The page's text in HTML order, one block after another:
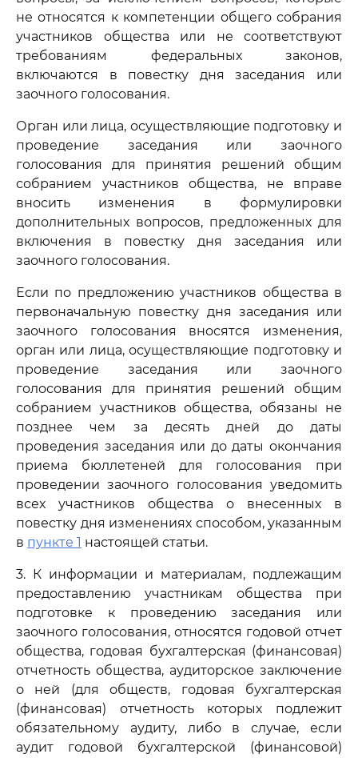
не относятся к компетенции общего собрания
участников общества или не соответствуют
требованиям федеральных законов,
включаются в повестку дня заседания или
заочного голосования.
Орган или лица, осуществляющие подготовку и
проведение заседания или заочного
голосования для принятия решений общим
собранием участников общества, не вправе
вносить изменения в формулировки
дополнительных вопросов, предложенных для
включения в повестку дня заседания или
заочного голосования.
Если по предложению участников общества в
первоначальную повестку дня заседания или
заочного голосования вносятся изменения,
орган или лица, осуществляющие подготовку и
проведение заседания или заочного
голосования для принятия решений общим
собранием участников общества, обязаны не
позднее чем за десять дней до даты
проведения заседания или до даты окончания
приема бюллетеней для голосования при
проведении заочного голосования уведомить
всех участников общества о внесенных в
повестку дня изменениях способом, указанным
в пункте 1 настоящей статьи.
3. К информации и материалам, подлежащим
предоставлению участникам общества при
подготовке к проведению заседания или
заочного голосования, относятся годовой отчет
общества, годовая бухгалтерская (финансовая)
отчетность общества, аудиторское заключение
о ней (для обществ, годовая бухгалтерская
(финансовая) отчетность которых подлежит
обязательному аудиту, либо в случае, если
аудит годовой бухгалтерской (финансовой)